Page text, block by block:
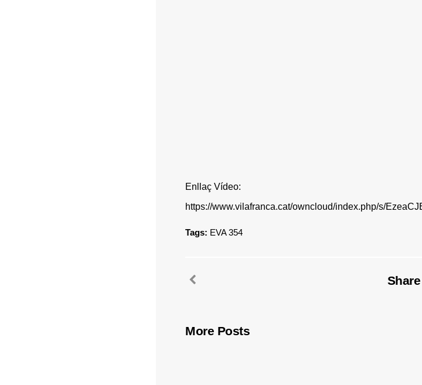
Enllaç Vídeo:
https://www.vilafranca.cat/owncloud/index.php/s/
Tags: EVA 354
More Posts